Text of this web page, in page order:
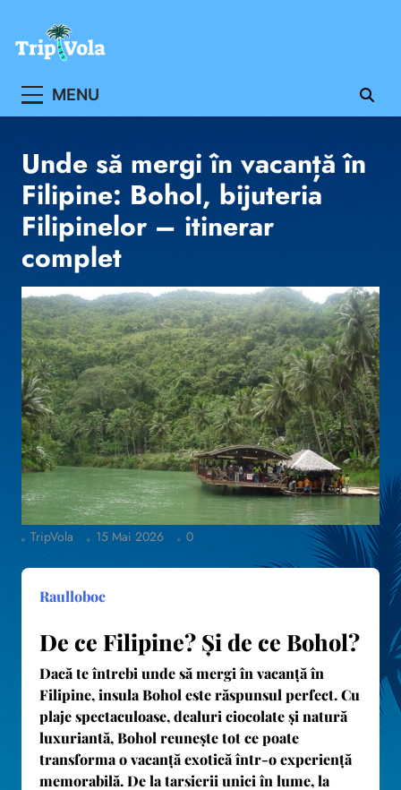
content
MENU
Unde să mergi în vacanță în
Filipine: Bohol, bijuteria
Filipinelor – itinerar
complet
TripVola 15 Mai 2026 0
Raulloboc
De ce Filipine? Și de ce Bohol?
Dacă te întrebi unde să mergi în vacanță în
Filipine, insula Bohol este răspunsul perfect. Cu
plaje spectaculoase, dealuri ciocolate și natură
luxuriantă, Bohol reunește tot ce poate
transforma o vacanță exotică într-o experiență
memorabilă. De la tarsierii unici în lume, la